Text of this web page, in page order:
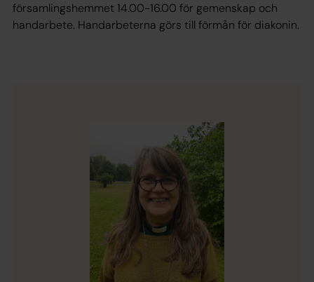
församlingshemmet 14.00-16.00 för gemenskap och
handarbete. Handarbeterna görs till förmån för diakonin.